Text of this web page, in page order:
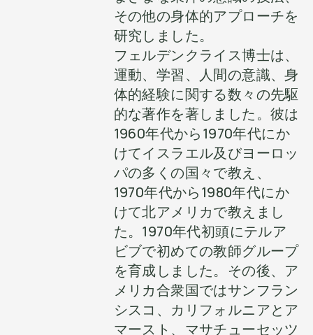
その他の身体的アプローチを
研究しました。
フェルデンクライス博士は、
運動、学習、人間の意識、身
体的経験に関する数々の先駆
的な著作を著しました。彼は
1960年代から1970年代にか
けてイスラエル及びヨーロッ
パの多くの国々で教え、
1970年代から1980年代にか
けて北アメリカで教えまし
た。1970年代初頭にテルア
ビブで初めての教師グループ
を育成しました。その後、ア
メリカ合衆国ではサンフラン
シスコ、カリフォルニアとア
マースト、マサチューセッツ